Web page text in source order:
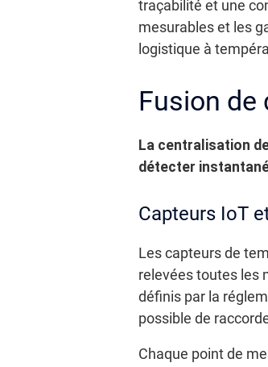
traçabilité et une
mesurables et les
logistique à
Fusion de
La centralisation
détecter
Capteurs IoT
Les capteurs de
relevées toutes les
définis par la
possible de
Chaque point de